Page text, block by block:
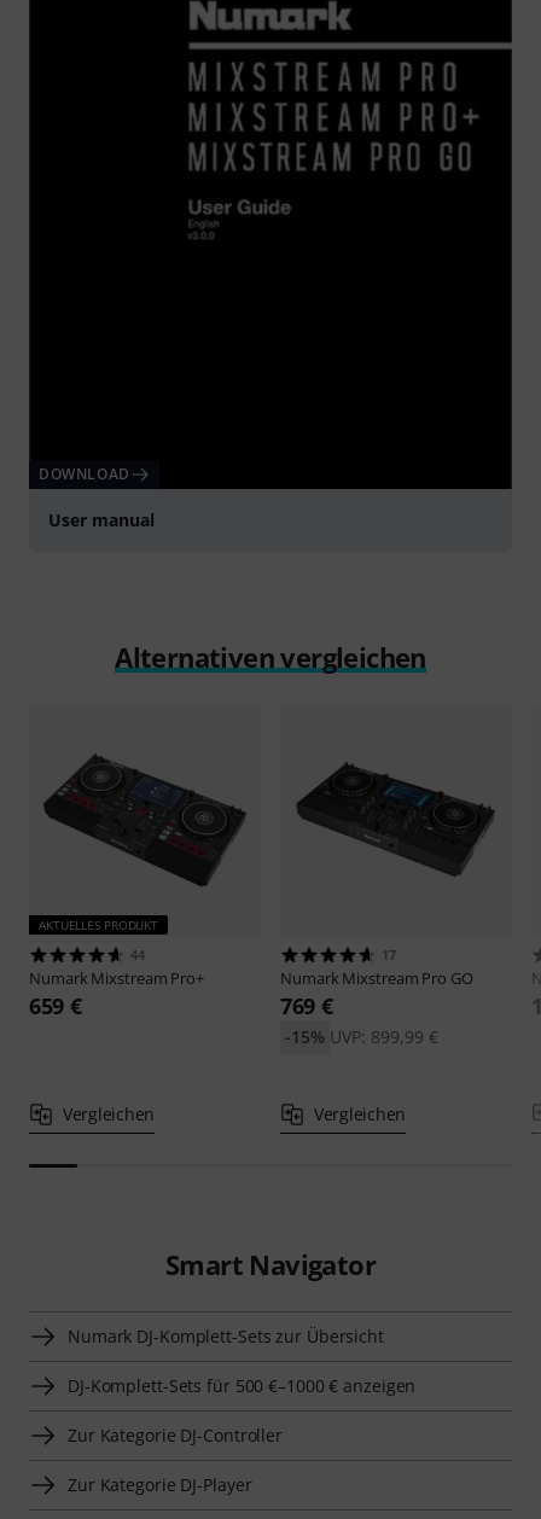
DOWNLOAD
User manual
Alternativen vergleichen
AKTUELLES PRODUKT
44
NumarkMixstream Pro+
659 €
Vergleichen
17
NumarkMixstream Pro GO
769 €
UVP: 899,99 €
-15%
Vergleichen
Smart Navigator
Numark DJ-Komplett-Sets zur Übersicht
DJ-Komplett-Sets für 500 €–1000 € anzeigen
Zur Kategorie DJ-Controller
Zur Kategorie DJ-Player